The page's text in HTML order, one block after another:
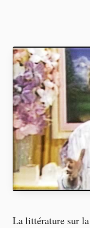
La littérature sur